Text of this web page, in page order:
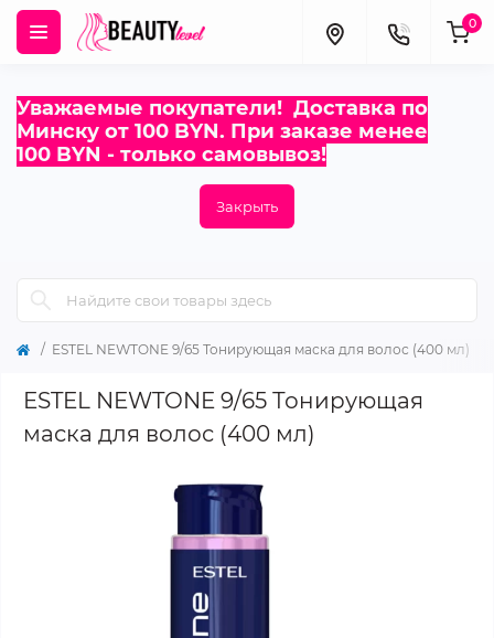
Уважаемые покупатели! Доставка по
Минску от 100 BYN. При заказе менее
100 BYN - только самовывоз!
Закрыть
0
ESTEL NEWTONE 9/65 Тонирующая маска для волос (400 мл)
ESTEL NEWTONE 9/65 Тонирующая
маска для волос (400 мл)